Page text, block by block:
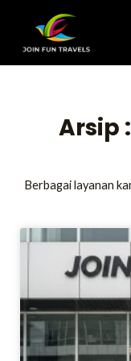
konten
Arsip
Berbagai layanan